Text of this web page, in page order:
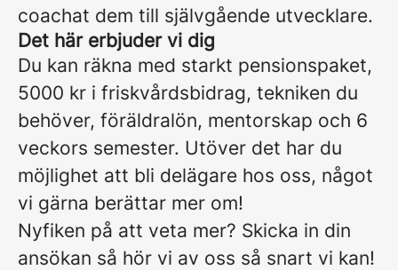
coachat dem till självgående utvecklare.
Det här erbjuder vi dig
Du kan räkna med starkt pensionspaket,
5000 kr i friskvårdsbidrag, tekniken du
behöver, föräldralön, mentorskap och 6
veckors semester. Utöver det har du
möjlighet att bli delägare hos oss, något
vi gärna berättar mer om!
Nyfiken på att veta mer? Skicka in din
ansökan så hör vi av oss så snart vi kan!